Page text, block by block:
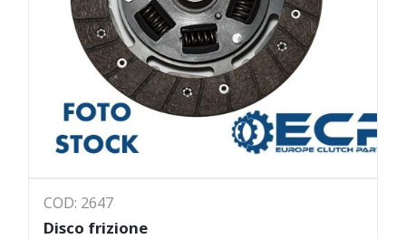
COD: 2647
Disco frizione